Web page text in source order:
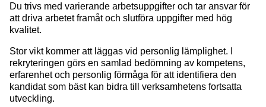
Du trivs med varierande arbetsuppgifter och tar ansvar för
att driva arbetet framåt och slutföra uppgifter med hög
kvalitet.
Stor vikt kommer att läggas vid personlig lämplighet. I
rekryteringen görs en samlad bedömning av kompetens,
erfarenhet och personlig förmåga för att identifiera den
kandidat som bäst kan bidra till verksamhetens fortsatta
utveckling.